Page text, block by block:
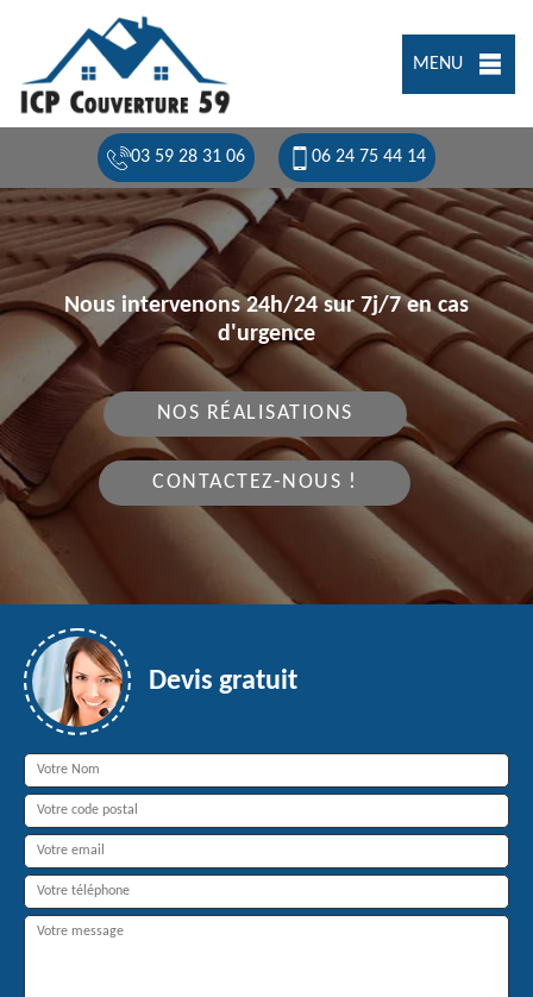
MENU
03 59 28 31 06 06 24 75 44 14
Nous intervenons 24h/24 sur 7j/7 en cas
d'urgence
NOS RÉALISATIONS
CONTACTEZ-NOUS !
Devis gratuit